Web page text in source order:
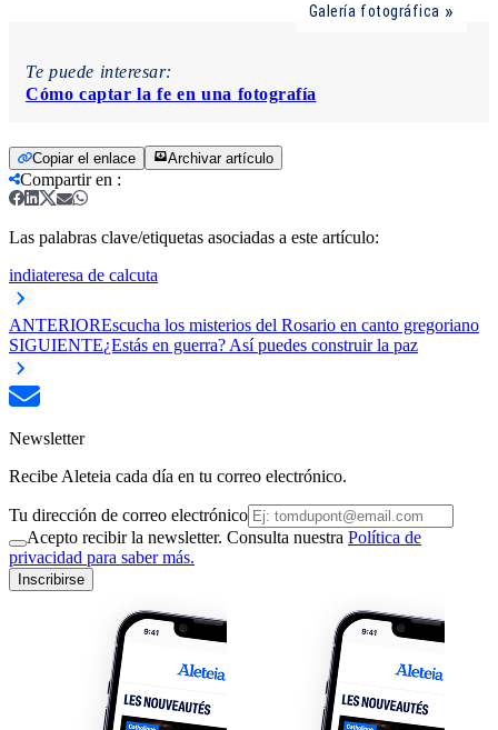
Galería fotográfica
Te puede interesar:
Cómo captar la fe en una fotografía
Copiar el enlace Archivar artículo
Compartir en :
Las palabras clave/etiquetas asociadas a este artículo:
indiateresa de calcuta
ANTERIOREscucha los misterios del Rosario en canto gregoriano
SIGUIENTE¿Estás en guerra? Así puedes construir la paz
Newsletter
Recibe Aleteia cada día en tu correo electrónico.
Tu dirección de correo electrónico
Acepto recibir la newsletter. Consulta nuestra Política de
privacidad para saber más.
Inscribirse